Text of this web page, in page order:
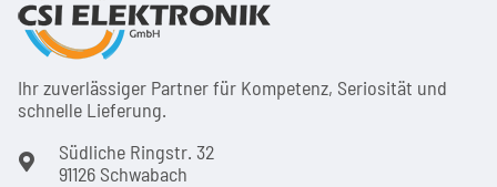
Ihr zuver­läs­siger Partner für Kom­pe­tenz, Seri­osi­tät und
schnel­le Lie­ferung.
Südliche Ringstr. 32
91126 Schwabach